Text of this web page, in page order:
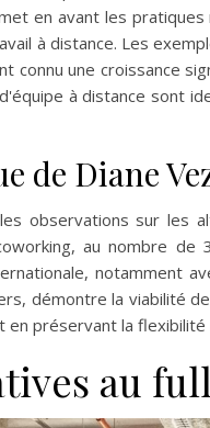
en avant les
à distance. Les
connu une croissance
à distance sont
de Diane
observations sur les
au nombre de
notamment
démontre la viabilité
en préservant la
au